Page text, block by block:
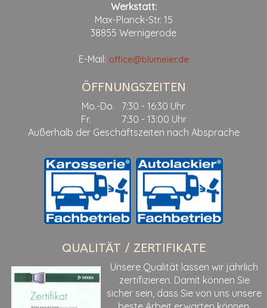
Werkstatt:
Max-Planck-Str. 15
38855 Wernigerode
E-Mail: office@blumeier.de
ÖFFNUNGSZEITEN
Mo.-Do. 7:30 - 16:30 Uhr
Fr. 7:30 - 13:00 Uhr
Außerhalb der Geschäftszeiten nach Absprache
QUALITÄT / ZERTIFIKATE
Unsere Qualität lassen wir jährlich
zertifizieren. Damit können Sie
sicher sein, dass Sie von uns unsere